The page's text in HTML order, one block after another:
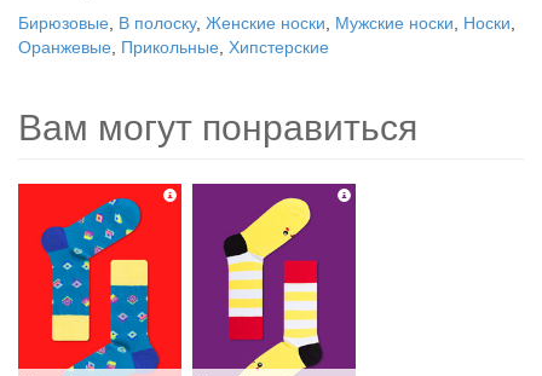
Бирюзовые В полоску, Женские носки Мужские носки Носки
Оранжевые
Прикольные Хипстерские
Вам могут понравиться